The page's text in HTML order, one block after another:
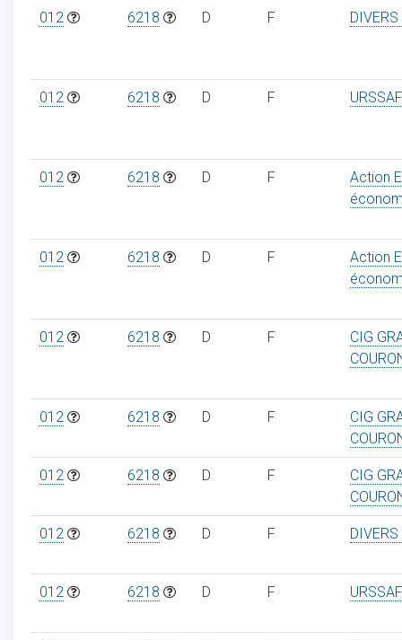
012 6218 D F
012 6218 D F
012 6218 D F
Action
012 6218 D F
Action
012 6218 D F
CIG
012 6218 D F
CIG
012 6218 D F
CIG
012 6218 D F
012 6218 D F